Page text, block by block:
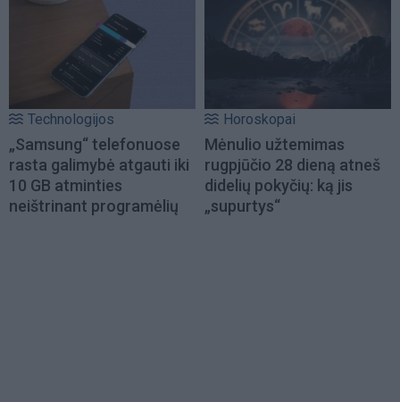
Technologijos
„Samsung“ telefonuose
rasta galimybė atgauti iki
10 GB atminties
neištrinant programėlių
Horoskopai
Mėnulio užtemimas
rugpjūčio 28 dieną atneš
didelių pokyčių: ką jis
„supurtys“